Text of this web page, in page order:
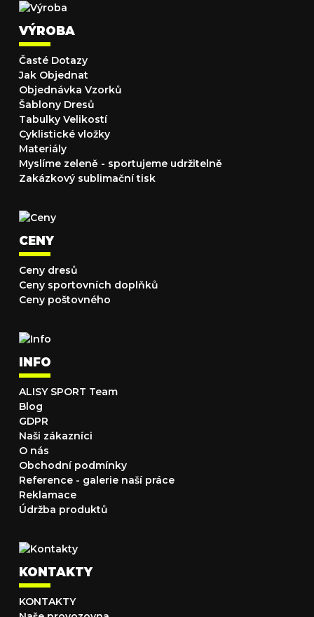
VÝROBA
Časté Dotazy
Jak Objednat
Objednávka Vzorků
Šablony Dresů
Tabulky Velikostí
Cyklistické vložky
Materiály
Myslíme zeleně - sportujeme udržitelně
Zakázkový sublimační tisk
CENY
Ceny dresů
Ceny sportovních doplňků
Ceny poštovného
INFO
ALISY SPORT Team
Blog
GDPR
Naši zákazníci
O nás
Obchodní podmínky
Reference - galerie naší práce
Reklamace
Údržba produktů
KONTAKTY
KONTAKTY